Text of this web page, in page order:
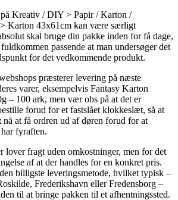
Kreativ / DIY > Papir / Karton /
Karton 43x61cm kan være særligt
skal bruge din pakke inden for få dage,
passende at man undersøger det
for det vedkommende produkt.
præsterer levering på næste
varer, eksempelvis Fantasy Karton
– 100 ark, men vær obs på at det er
forud for et fastslået klokkeslæt, så at
nå at få ordren ud af døren forud for at
fyraften.
lover fragt uden omkostninger, men for det
af at der handles for en konkret pris.
billigste leveringsmetode, hvilket typisk –
Frederikshavn eller Fredensborg –
til at bringe pakken til et afhentningssted.